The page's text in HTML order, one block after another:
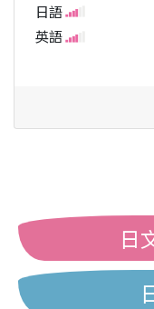
日語
英語
日